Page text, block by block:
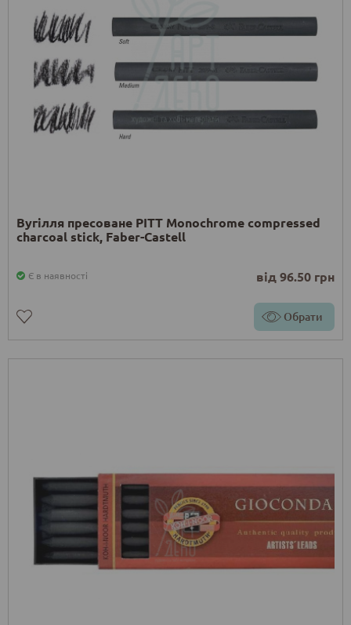
Вугілля пресоване PITT Monochrome compressed
charcoal stick, Faber-Castell
Є в наявності від 96.50 грн
Обрати